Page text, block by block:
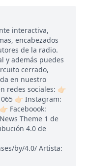
interactiva,
encabezados
de la radio.
y además puedes
cerrado,
en nuestro
sociales: 👉🏻
👉🏻 Instagram:
Faceboook:
Theme 1 de
4.0 de
by/4.0/ Artista: